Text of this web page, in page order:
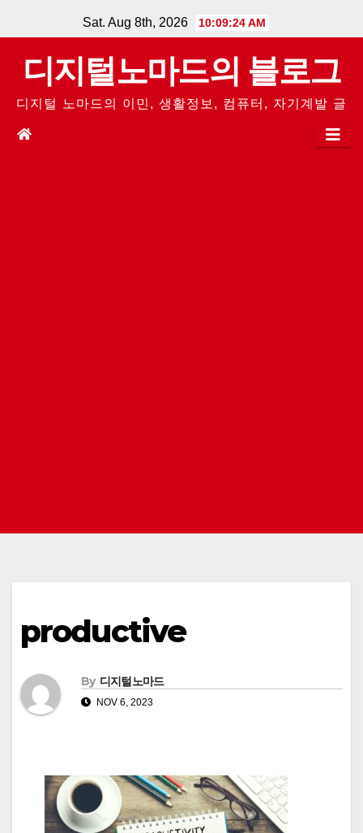
to
content
Sat. Aug 8th, 2026 10:09:24 AM
디지털노마드의 블로그
디지털 노마드의 이민, 생활정보, 컴퓨터, 자기계발 글
productive
By 디지털노마드
NOV 6, 2023